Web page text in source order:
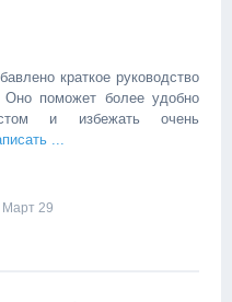
краткое руководство
поможет более удобно
и избежать очень
...
29